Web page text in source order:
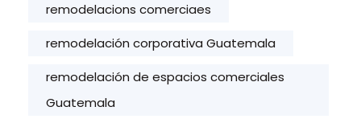
remodelacions comerciaes
remodelación corporativa Guatemala
remodelación de espacios comerciales
Guatemala